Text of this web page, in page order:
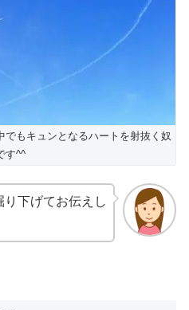
もキュンとなるハートを射抜く奴
す^^
下げてお伝えし